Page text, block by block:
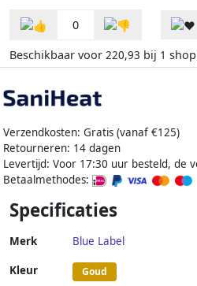
0
Beschikbaar voor 220,93 bij 1
Verzendkosten: Gratis (vanaf €125)
Retourneren: 14 dagen
Levertijd: Voor 17:30 uur besteld, de
Betaalmethodes:
Specificaties
Merk Blue Label
Kleur Goud